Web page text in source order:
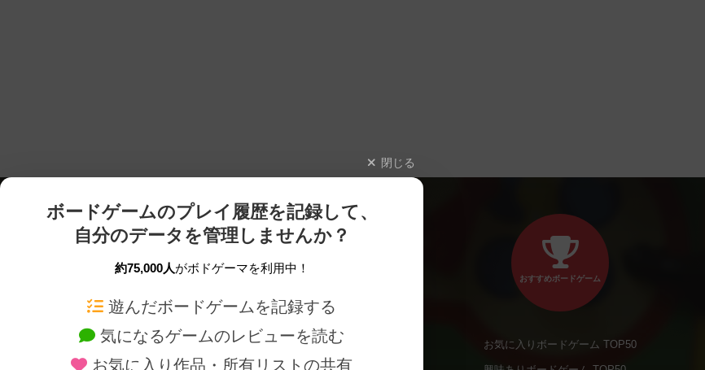
閉じる
ボードゲームのプレイ履歴を記録して、
自分のデータを管理しませんか？
約75,000人がボドゲーマを利用中！
遊んだボードゲームを記録する
気になるゲームのレビューを読む
お気に入り作品・所有リストの共有
ボードゲームを検索する 新作・再入荷情報
おすすめボードゲーム
お気に入りボードゲーム TOP50